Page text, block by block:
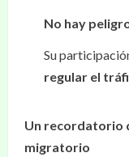
No hay
Su
regular el
Un recordatorio
migratorio